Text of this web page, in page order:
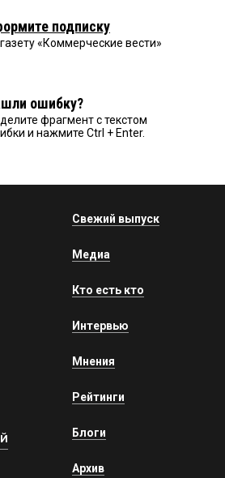
подписку
«Коммерческие вести»
ошибку?
фрагмент с текстом
и нажмите Ctrl + Enter.
Свежий выпуск
Медиа
Кто есть кто
Интервью
Мнения
Рейтинги
Блоги
Архив